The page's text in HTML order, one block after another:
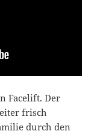
Facelift. Der
frisch
durch den